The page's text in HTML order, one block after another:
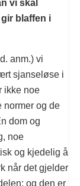
vi skal
blaffen i
anm.) vi
sjanseløse i
ikke noe
normer og de
dom og
noe
og kjedelig å
når det gjelder
og den er